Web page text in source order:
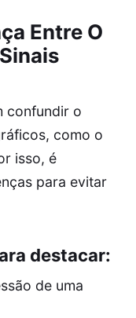
Entre O
confundir o
como o
isso, é
para evitar
destacar:
de uma